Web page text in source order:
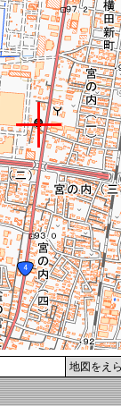
地図をえ